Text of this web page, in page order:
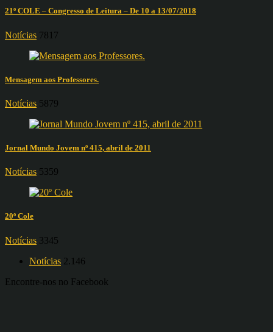
21º COLE – Congresso de Leitura – De 10 a 13/07/2018
Notícias 7817
Mensagem aos Professores.
Notícias 5879
Jornal Mundo Jovem nº 415, abril de 2011
Notícias 5359
20º Cole
Notícias 3345
Notícias 2.146
Encontre-nos no Facebook